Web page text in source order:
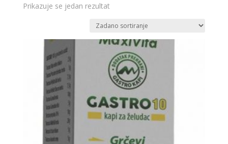
Prikazuje se jedan rezultat